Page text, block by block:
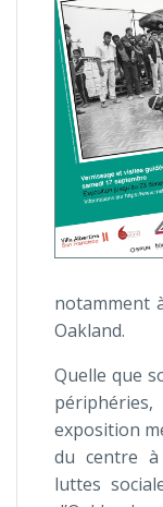
notamment
Oakland.
Quelle que
exposition
du centre à
luttes